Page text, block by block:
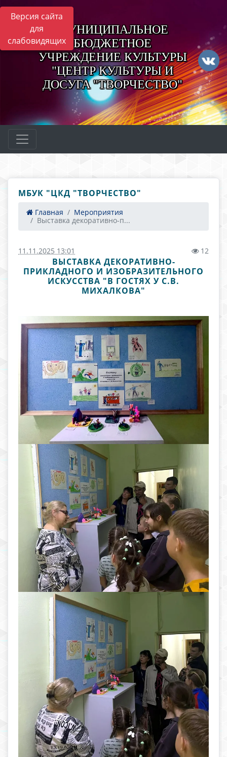
Версия сайта
для
слабовидящих
МУНИЦИПАЛЬНОЕ
БЮДЖЕТНОЕ
УЧРЕЖДЕНИЕ КУЛЬТУРЫ
"ЦЕНТР КУЛЬТУРЫ И
ДОСУГА "ТВОРЧЕСТВО"
МБУК "ЦКД "ТВОРЧЕСТВО"
Главная
Мероприятия
Выставка декоративно-п...
11.11.2025 13:01 12
ВЫСТАВКА ДЕКОРАТИВНО-
ПРИКЛАДНОГО И ИЗОБРАЗИТЕЛЬНОГО
ИСКУССТВА "В ГОСТЯХ У С.В.
МИХАЛКОВА"